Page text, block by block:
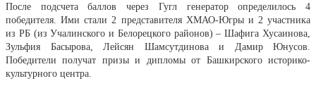
После подсчета баллов через Гугл генератор определилось 4
победителя. Ими стали 2 представителя ХМАО-Югры и 2 участника
из РБ (из Учалинского и Белорецкого районов) – Шафига Хусаинова,
Зульфия Басырова, Лейсян Шамсутдинова и Дамир Юнусов.
Победители получат призы и дипломы от Башкирского историко-
культурного центра.